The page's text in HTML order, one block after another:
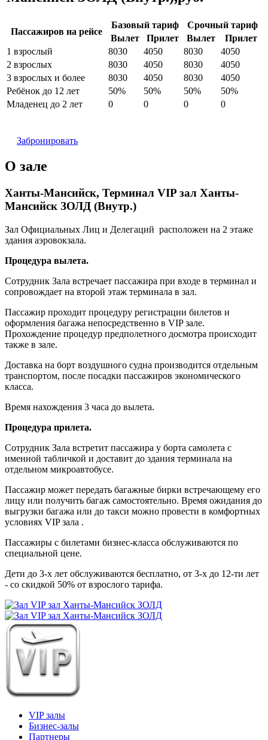
Пассажиров на рейсе
Базовый тариф
Срочный тариф
Вылет
Прилет Вылет
Прилет
1 взрослый
8030 4050 8030
4050
2 взрослых
8030 4050 8030
4050
3 взрослых и более
8030 4050 8030
4050
Ребёнок до 12 лет
50% 50% 50%
50%
Младенец до 2 лет
0 0 0 0
Забронировать
О зале
Ханты-Мансийск, Терминал VIP зал Ханты-
Мансийск ЗОЛД (Внутр.)
Зал Официальных Лиц и Делегаций расположен на 2 этаже
здания аэровокзала.
Процедура вылета.
Сотрудник Зала встречает пассажира при входе в терминал и
сопровождает на второй этаж терминала в зал.
Пассажир проходит процедуру регистрации билетов и
оформления багажа непосредственно в VIP зале.
Прохождение процедур предполетного досмотра происходит
также в зале.
Доставка на борт воздушного судна производится отдельным
транспортом, после посадки пассажиров экономического
класса.
Время нахождения 3 часа до вылета.
Процедура прилета.
Сотрудник Зала встретит пассажира у борта самолета с
именной табличкой и доставит до здания терминала на
отдельном микроавтобусе.
Пассажир может передать багажные бирки встречающему его
лицу или получить багаж самостоятельно. Время ожидания до
выгрузки багажа или до такси можно провести в комфортных
условиях VIP зала .
Пассажиры с билетами бизнес-класса обслуживаются по
специальной цене.
Дети до 3-х лет обслуживаются бесплатно, от 3-х до 12-ти лет
- со скидкой 50% от взрослого тарифа.
VIP залы
Бизнес-залы
Партнеры